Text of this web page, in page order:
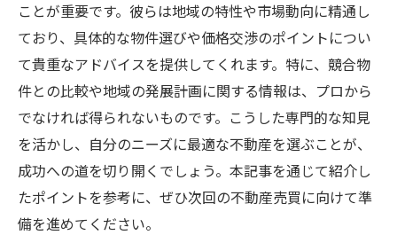
ことが重要です。彼らは地域の特性や市場動向に精通し
ており、具体的な物件選びや価格交渉のポイントについ
て貴重なアドバイスを提供してくれます。特に、競合物
件との比較や地域の発展計画に関する情報は、プロから
でなければ得られないものです。こうした専門的な知見
を活かし、自分のニーズに最適な不動産を選ぶことが、
成功への道を切り開くでしょう。本記事を通じて紹介し
たポイントを参考に、ぜひ次回の不動産売買に向けて準
備を進めてください。